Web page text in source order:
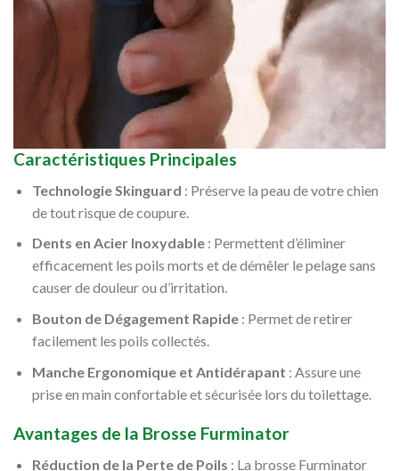
Caractéristiques Principales
Technologie Skinguard : Préserve la peau de votre chien
de tout risque de coupure.
Dents en Acier Inoxydable: Permettent d’éliminer
efficacement les poils morts et de démêler le pelage sans
causer de douleur ou d’irritation.
Bouton de Dégagement Rapide: Permet de retirer
facilement les poils collectés.
Manche Ergonomique et Antidérapant : Assure une
prise en main confortable et sécurisée lors du toilettage.
Avantages de la Brosse Furminator
Réduction de la Perte de Poils : La brosse Furminator